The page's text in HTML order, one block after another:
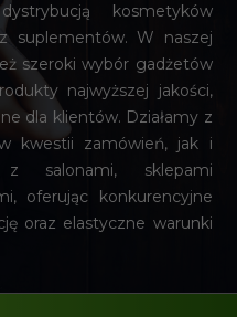
kosmetyków
suplementów. W naszej
szeroki wybór gadżetów
najwyższej jakości,
dla klientów. Działamy z
kwestii zamówień, jak i
z salonami, sklepami
oferując konkurencyjne
oraz elastyczne warunki